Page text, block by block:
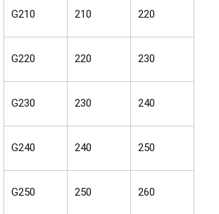
G210 210 220
G220 220 230
G230 230 240
G240 240 250
G250 250 260